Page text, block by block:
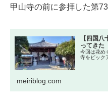
甲山寺の前に参拝した第
【四国
ってきた
今回は花め
寺をピック
meiriblog.com